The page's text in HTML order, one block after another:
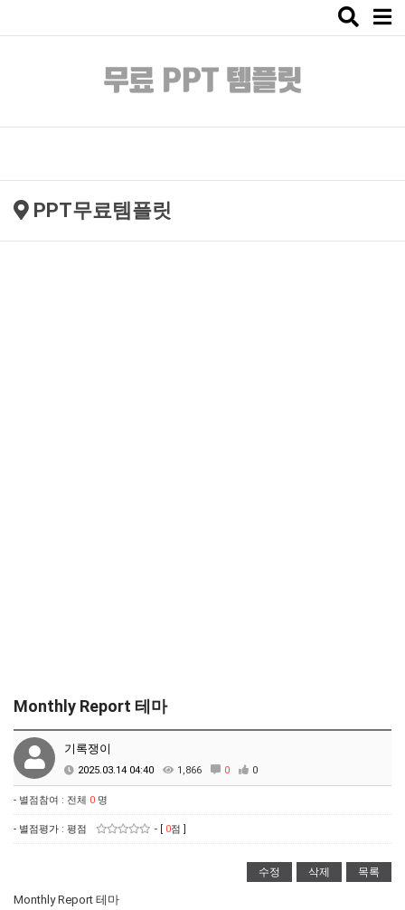
Toggle
PPT무료템플릿
Monthly Report 테마
기록쟁이
2025.03.14 04:40 1,866 0 0
- 별점참여 : 전체 0 명
- 별점평가 : 평점 - [ 0점 ]
수정 삭제 목록
Monthly Report 테마